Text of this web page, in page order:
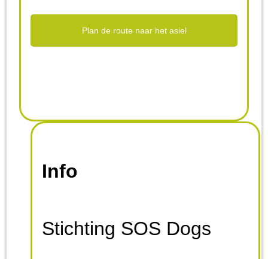
Plan de route naar het asiel
Info
Stichting SOS Dogs